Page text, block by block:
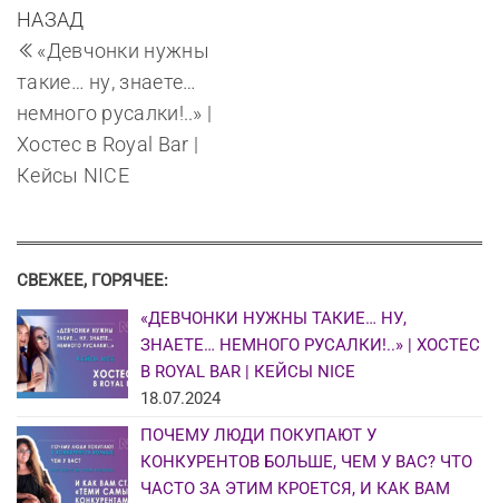
Навигация
по
записям
Предыдущая
запись
НАЗАД
«Девчонки нужны
такие… ну, знаете…
немного русалки!..» |
Хостес в Royal Bar |
Кейсы NICE
СВЕЖЕЕ, ГОРЯЧЕЕ:
«ДЕВЧОНКИ НУЖНЫ ТАКИЕ… НУ,
ЗНАЕТЕ… НЕМНОГО РУСАЛКИ!..» | ХОСТЕС
В ROYAL BAR | КЕЙСЫ NICE
18.07.2024
ПОЧЕМУ ЛЮДИ ПОКУПАЮТ У
КОНКУРЕНТОВ БОЛЬШЕ, ЧЕМ У ВАС? ЧТО
ЧАСТО ЗА ЭТИМ КРОЕТСЯ, И КАК ВАМ